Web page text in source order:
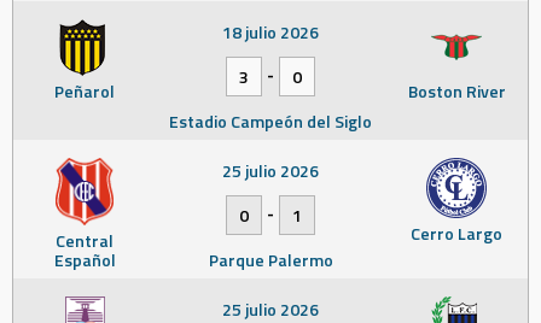
Peñarol Boston River
18 julio 2026
3
-
0
Estadio Campeón del Siglo
Central
Español
Cerro Largo
25 julio 2026
0
-
1
Parque Palermo
25 julio 2026